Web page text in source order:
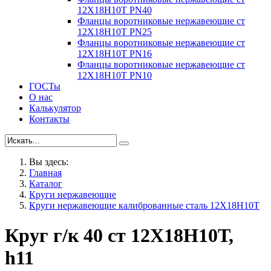
12Х18Н10Т PN40
Фланцы воротниковые нержавеющие ст
12Х18Н10Т PN25
Фланцы воротниковые нержавеющие ст
12Х18Н10Т PN16
Фланцы воротниковые нержавеющие ст
12Х18Н10Т PN10
ГОСТы
О нас
Калькулятор
Контакты
Вы здесь:
Главная
Каталог
Круги нержавеющие
Круги нержавеющие калиброванные сталь 12Х18Н10Т
Круг г/к 40 ст 12Х18Н10Т,
h11